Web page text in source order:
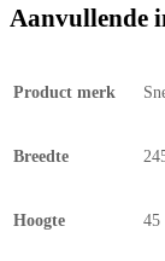
Aanvullende
Product merk
Breedte
Hoogte 45